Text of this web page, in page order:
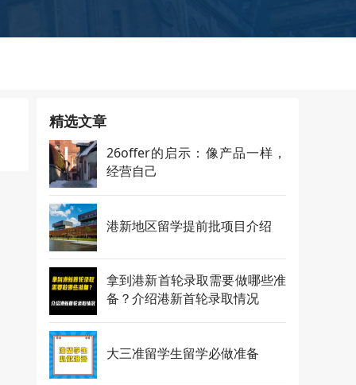
精选文章
26offer的启示：像产品一样，
经营自己
港新地区留学提前批项目介绍
拿到港新首轮录取需要做哪些准
备？介绍港新首轮录取情况
大三准留学生留学必做准备